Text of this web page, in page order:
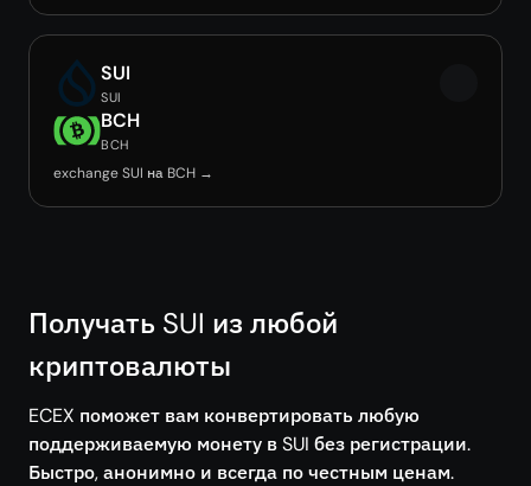
SUI
SUI
BCH
BCH
exchange SUI на BCH →
Получать SUI из любой
криптовалюты
ECEX поможет вам конвертировать любую
поддерживаемую монету в SUI без регистрации.
Быстро, анонимно и всегда по честным ценам.